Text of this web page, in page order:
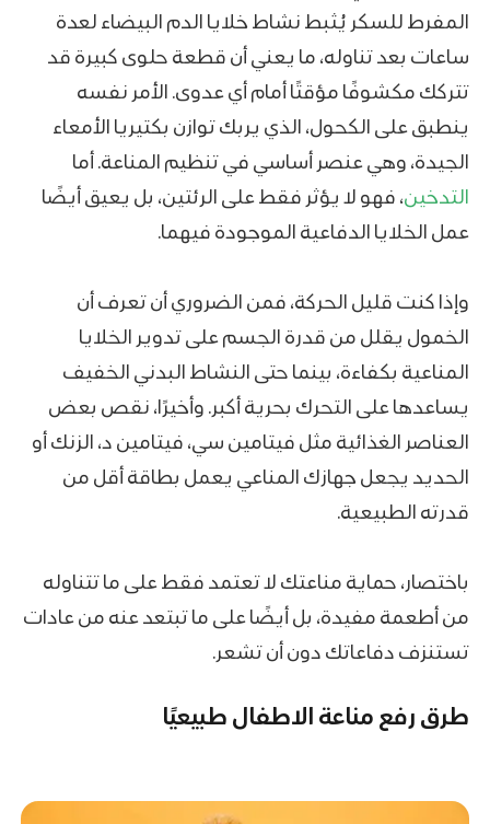
المفرط للسكر يُثبط نشاط خلايا الدم البيضاء لعدة
ساعات بعد تناوله، ما يعني أن قطعة حلوى كبيرة قد
تتركك مكشوفًا مؤقتًا أمام أي عدوى. الأمر نفسه
ينطبق على الكحول، الذي يربك توازن بكتيريا الأمعاء
الجيدة، وهي عنصر أساسي في تنظيم المناعة. أما
التدخين، فهو لا يؤثر فقط على الرئتين، بل يعيق أيضًا
عمل الخلايا الدفاعية الموجودة فيهما.
وإذا كنت قليل الحركة، فمن الضروري أن تعرف أن
الخمول يقلل من قدرة الجسم على تدوير الخلايا
المناعية بكفاءة، بينما حتى النشاط البدني الخفيف
يساعدها على التحرك بحرية أكبر. وأخيرًا، نقص بعض
العناصر الغذائية مثل فيتامين سي، فيتامين د، الزنك أو
الحديد يجعل جهازك المناعي يعمل بطاقة أقل من
قدرته الطبيعية.
باختصار، حماية مناعتك لا تعتمد فقط على ما تتناوله
من أطعمة مفيدة، بل أيضًا على ما تبتعد عنه من عادات
تستنزف دفاعاتك دون أن تشعر.
طرق رفع مناعة الاطفال طبيعيًا